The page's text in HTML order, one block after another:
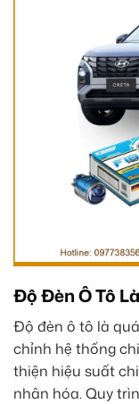
Độ Đèn Ô Tô
Độ đèn ô tô là
chỉnh hệ thống
thiện hiệu suất
nhân hóa. Quy